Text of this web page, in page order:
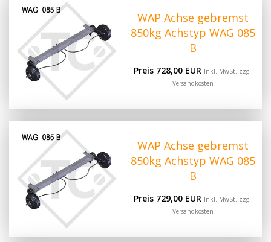
WAP Achse gebremst
850kg Achstyp WAG 085
B
Preis 728,00 EUR Inkl. MwSt. zzgl.
Versandkosten
WAP Achse gebremst
850kg Achstyp WAG 085
B
Preis 729,00 EUR Inkl. MwSt. zzgl.
Versandkosten